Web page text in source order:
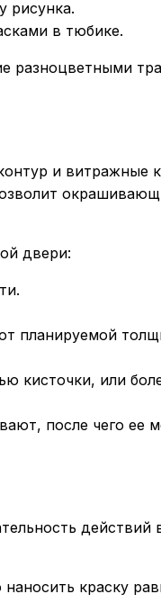
рисунка.
в тюбике.
разноцветными
и витражные
двери:
планируемой
кисточки, или
после чего ее
действий
краску